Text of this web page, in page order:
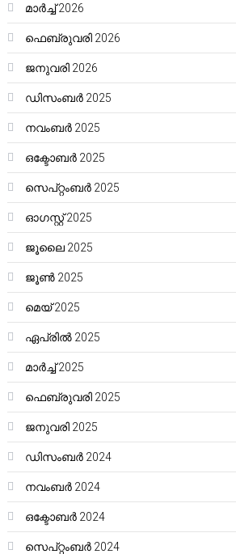
മാർച്ച്‌ 2026
ഫെബ്രുവരി 2026
ജനുവരി 2026
ഡിസംബർ 2025
നവംബർ 2025
ഒക്ടോബർ 2025
സെപ്റ്റംബർ 2025
ഓഗസ്റ്റ്‌ 2025
ജൂലൈ 2025
ജൂൺ 2025
മെയ്‌ 2025
ഏപ്രിൽ 2025
മാർച്ച്‌ 2025
ഫെബ്രുവരി 2025
ജനുവരി 2025
ഡിസംബർ 2024
നവംബർ 2024
ഒക്ടോബർ 2024
സെപ്റ്റംബർ 2024